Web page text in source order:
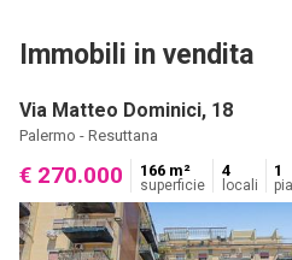
Immobili in vendita
Via Matteo Dominici, 18
Palermo - Resuttana
€ 270.000 166 m²
superficie
4
locali
1